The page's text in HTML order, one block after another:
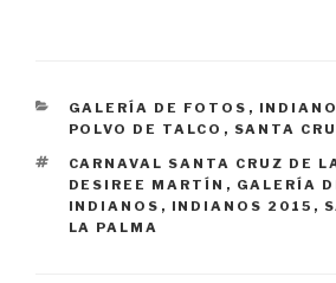
CATEGORÍAS
GALERÍA DE FOTOS ,
POLVO DE TALCO , SANTA
ETIQUETAS
CARNAVAL SANTA CRUZ DE
DESIREE MARTÍN , GALERÍA
INDIANOS , INDIANOS 2015 ,
LA PALMA